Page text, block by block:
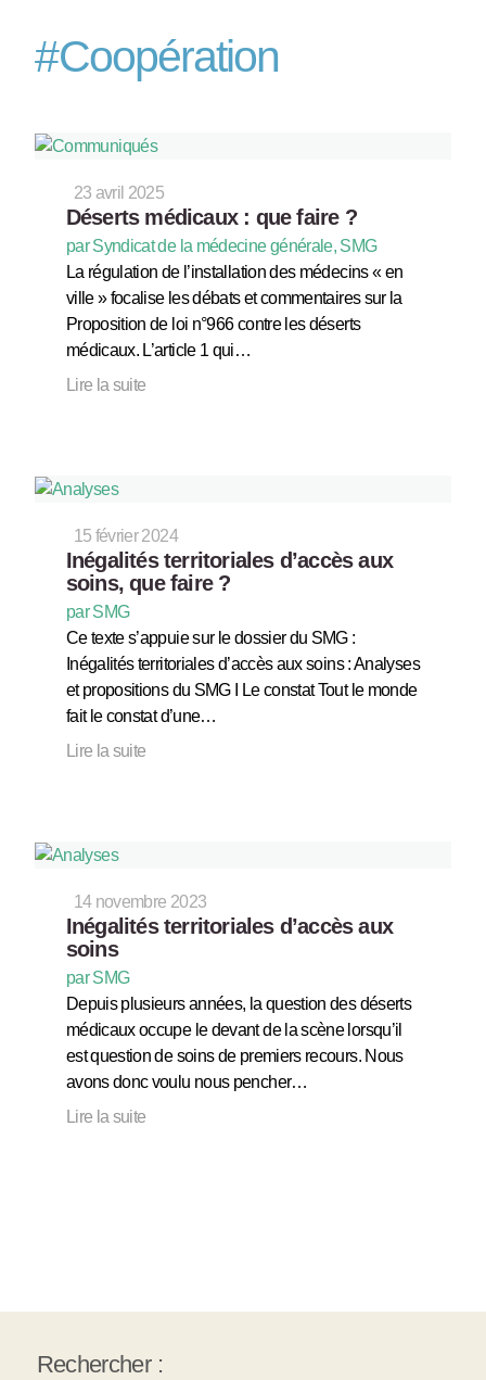
#Coopération
23 avril 2025
Déserts médicaux : que faire ?
par Syndicat de la médecine générale, SMG
La régulation de l’installation des médecins « en
ville » focalise les débats et commentaires sur la
Proposition de loi n°966 contre les déserts
médicaux. L’article 1 qui…
Lire la suite
15 février 2024
Inégalités territoriales d’accès aux
soins, que faire ?
par SMG
Ce texte s’appuie sur le dossier du SMG :
Inégalités territoriales d’accès aux soins : Analyses
et propositions du SMG I Le constat Tout le monde
fait le constat d’une…
Lire la suite
14 novembre 2023
Inégalités territoriales d’accès aux
soins
par SMG
Depuis plusieurs années, la question des déserts
médicaux occupe le devant de la scène lorsqu’il
est question de soins de premiers recours. Nous
avons donc voulu nous pencher…
Lire la suite
Rechercher :